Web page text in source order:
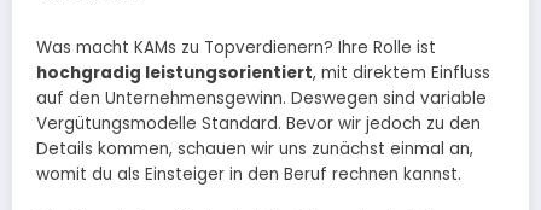
Was macht KAMs zu Topverdienern? Ihre Rolle ist
hochgradig leistungsorientiert, mit direktem Einfluss
auf den Unternehmensgewinn. Deswegen sind variable
Vergütungsmodelle Standard. Bevor wir jedoch zu den
Details kommen, schauen wir uns zunächst einmal an,
womit du als Einsteiger in den Beruf rechnen kannst.